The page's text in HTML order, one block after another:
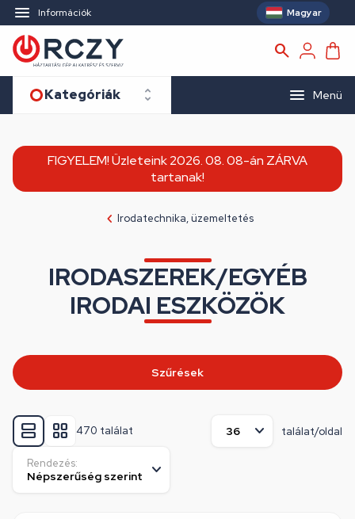
Információk Magyar
Kategóriák Menü
FIGYELEM! Üzleteink 2026. 08. 08-án ZÁRVA
tartanak!
Irodatechnika, üzemeltetés
IRODASZEREK/EGYÉB
IRODAI ESZKÖZÖK
470 találat találat/oldal
Rendezés:
Szűrések